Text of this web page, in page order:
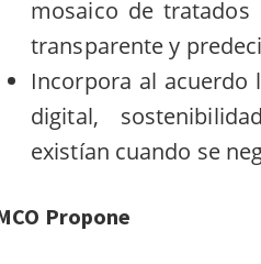
mosaico de tratados
transparente y
Incorpora al
digital,
existían cuando se
Propone